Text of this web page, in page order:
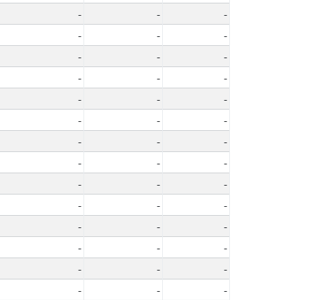
- -
-
- -
-
- -
-
- -
-
- -
-
- -
-
- -
-
- -
-
- -
-
- -
-
- -
-
- -
-
- -
-
- -
-